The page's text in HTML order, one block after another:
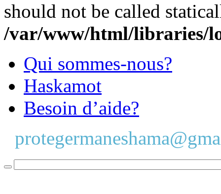
should not be called
/var/www/html/libraries/
Qui sommes-nous?
Haskamot
Besoin d’aide?